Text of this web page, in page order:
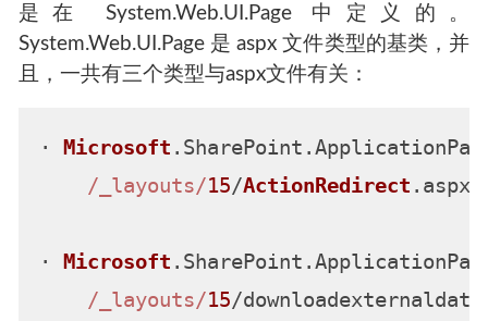
是在 System.Web.UI.Page 中定义的。
System.Web.UI.Page 是 aspx 文件类型的基类，并
且，一共有三个类型与aspx文件有关：
· Microsoft . SharePoint .
/_layouts/15/ActionRedirect . aspx
· Microsoft . SharePoint .
/_layouts/15/